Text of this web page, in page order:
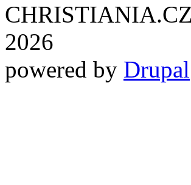
2026
powered by Drupal